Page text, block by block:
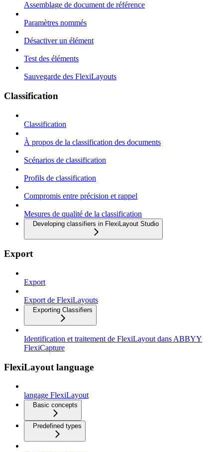
Assemblage de document de référence
Paramètres nommés
Désactiver un élément
Test des éléments
Sauvegarde des FlexiLayouts
Classification
Classification
À propos de la classification des documents
Scénarios de classification
Profils de classification
Compromis entre précision et rappel
Mesures de qualité de la classification
Developing classifiers in FlexiLayout Studio
Export
Export
Export de FlexiLayouts
Exporting Classifiers
Identification et traitement de FlexiLayout dans ABBYY
FlexiCapture
FlexiLayout language
langage FlexiLayout
Basic concepts
Predefined types